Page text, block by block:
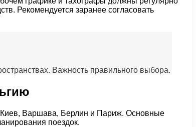
Рекомендуется заранее согласовать
Важность правильного выбора.
Киев, Варшава, Берлин и Париж. Основные
поездок.